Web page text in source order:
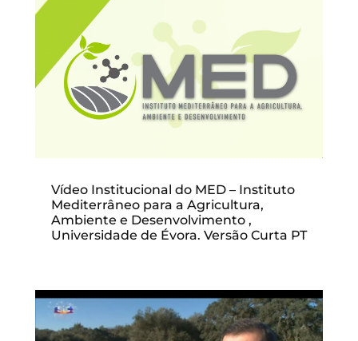
Vídeo Institucional do MED – Instituto
Mediterrâneo para a Agricultura,
Ambiente e Desenvolvimento ,
Universidade de Évora. Versão Curta PT